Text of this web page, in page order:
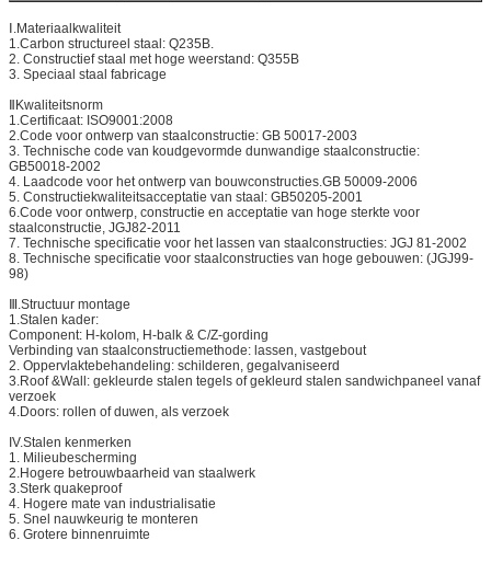
Ⅰ.Materiaalkwaliteit
1.Carbon structureel staal: Q235B.
2. Constructief staal met hoge weerstand: Q355B
3. Speciaal staal fabricage
ⅡKwaliteitsnorm
1.Certificaat: ISO9001:2008
2.Code voor ontwerp van staalconstructie: GB 50017-2003
3. Technische code van koudgevormde dunwandige staalconstructie:
GB50018-2002
4. Laadcode voor het ontwerp van bouwconstructies.GB 50009-2006
5. Constructiekwaliteitsacceptatie van staal: GB50205-2001
6.Code voor ontwerp, constructie en acceptatie van hoge sterkte voor
staalconstructie, JGJ82-2011
7. Technische specificatie voor het lassen van staalconstructies: JGJ 81-2002
8. Technische specificatie voor staalconstructies van hoge gebouwen: (JGJ99-
98)
Ⅲ.Structuur montage
1.Stalen kader:
Component: H-kolom, H-balk & C/Z-gording
Verbinding van staalconstructiemethode: lassen, vastgebout
2. Oppervlaktebehandeling: schilderen, gegalvaniseerd
3.Roof &Wall: gekleurde stalen tegels of gekleurd stalen sandwichpaneel vanaf
verzoek
4.Doors: rollen of duwen, als verzoek
IV.Stalen kenmerken
1. Milieubescherming
2.Hogere betrouwbaarheid van staalwerk
3.Sterk quakeproof
4. Hogere mate van industrialisatie
5. Snel nauwkeurig te monteren
6. Grotere binnenruimte